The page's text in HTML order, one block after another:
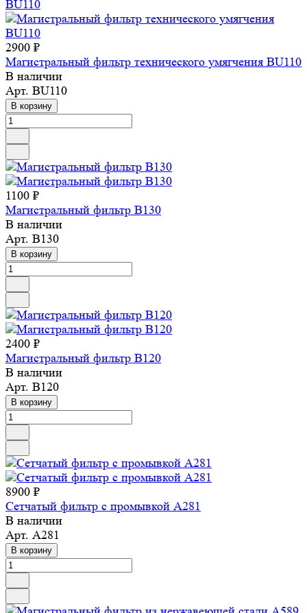
2900 ₽
Магистральный фильтр технического умягчения BU110
В наличии
Арт. BU110
В корзину
1100 ₽
Магистральный фильтр B130
В наличии
Арт. B130
В корзину
2400 ₽
Магистральный фильтр B120
В наличии
Арт. B120
В корзину
8900 ₽
Сетчатый фильтр с промывкой A281
В наличии
Арт. A281
В корзину